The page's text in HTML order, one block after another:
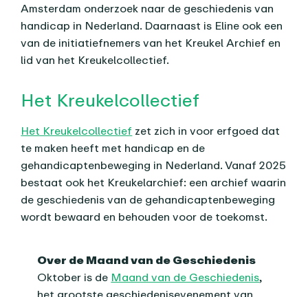
Amsterdam onderzoek naar de geschiedenis van
handicap in Nederland. Daarnaast is Eline ook een
van de initiatiefnemers van het Kreukel Archief en
lid van het Kreukelcollectief.
Het Kreukelcollectief
Het Kreukelcollectief zet zich in voor erfgoed dat
te maken heeft met handicap en de
gehandicaptenbeweging in Nederland. Vanaf 2025
bestaat ook het Kreukelarchief: een archief waarin
de geschiedenis van de gehandicaptenbeweging
wordt bewaard en behouden voor de toekomst.
Over de Maand van de Geschiedenis
Oktober is de Maand van de Geschiedenis,